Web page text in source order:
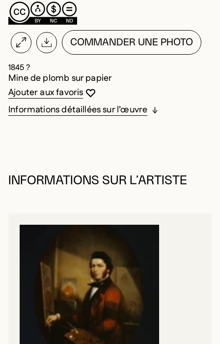
COMMANDER UNE PHOTO
1845 ?
Mine de plomb sur papier
Vous devez être connecté pour ajouter
Fermer la modale
Ouvrir la modale
Ajouter aux favoris
Informations détaillées sur l’œuvre
INFORMATIONS SUR L’ARTISTE